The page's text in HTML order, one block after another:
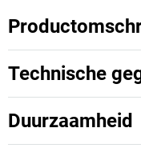
Technische
Duurzaamheid